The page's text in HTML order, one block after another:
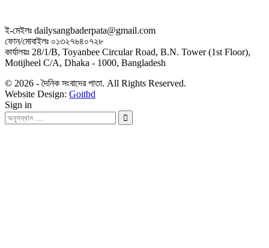
ই-মেইলঃ dailysangbaderpata@gmail.com
ফোন/মোবাইলঃ ০১৩২৭৬৪০৭২৮
কার্যালয়ঃ 28/1/B, Toyanbee Circular Road, B.N. Tower (1st Floor),
Motijheel C/A, Dhaka - 1000, Bangladesh
© 2026 - দৈনিক সংবাদের পাতা. All Rights Reserved.
Website Design: Goitbd
Sign in